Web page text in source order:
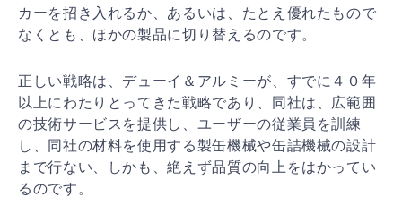
カーを招き入れるか、あるいは、たとえ優れたもので
なくとも
、ほかの製品に切り替えるのです。
正しい戦略は、デューイ＆アルミーが、すでに４０年
以上にわたりとってきた戦略であり、同社は、広範囲
の技術サービスを提供し、ユーザーの従業員を訓練
し、同社の材料を使用する製缶機械や缶詰機械の設計
まで行ない、しかも
、絶えず品質の向上をはかってい
るのです。